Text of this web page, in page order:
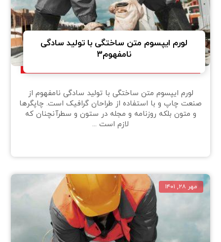
لورم ایپسوم متن ساختگی با تولید سادگی
نامفهوم۳
لورم ایپسوم متن ساختگی با تولید سادگی نامفهوم از
صنعت چاپ و با استفاده از طراحان گرافیک است. چاپگرها
و متون بلکه روزنامه و مجله در ستون و سطرآنچنان که
لازم است ...
مهر ۲۸, ۱۴۰۱